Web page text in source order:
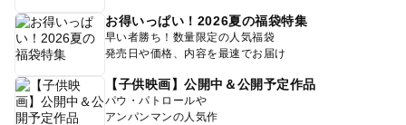
お得いっぱい！2026夏の福袋特集
早い者勝ち！数量限定の人気福袋
発売日や価格、内容を最速でお届け
【子供映画】公開中＆公開予定作品
パウ・パトロールや
アンパンマンの人気作